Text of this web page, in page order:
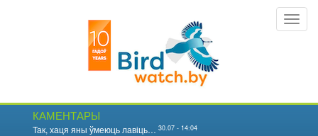
КАМЕНТАРЫ
Так, хаця яны ўмеюць лавіць… 30.07 - 14:04